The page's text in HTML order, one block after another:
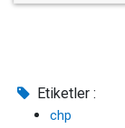
Etiketler :
chp